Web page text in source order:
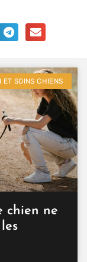
ET SOINS CHIENS
chien ne